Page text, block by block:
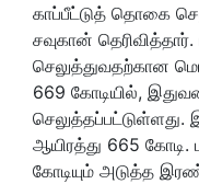
காப்பீட்டுத் தொகை
சவுகான்
செலுத்துவதற்கான
669 கோடியில்,
ஆயிரத்து 665
கோடியும் அடுத்த